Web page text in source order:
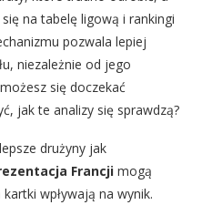
na tabelę ligową i rankingi
pozwala lepiej
niezależnie od jego
się doczekać
jak te analizy się sprawdzą?
drużyny jak
Francji mogą
wpływają na wynik.